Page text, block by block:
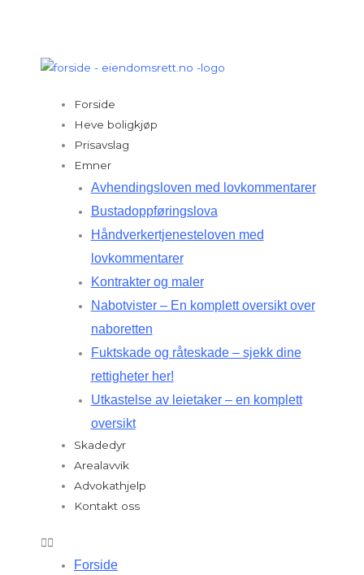
innholdet
Forside
Heve boligkjøp
Prisavslag
Emner
Avhendingsloven med lovkommentarer
Bustadoppføringslova
Håndverkertjenesteloven med
lovkommentarer
Kontrakter og maler
Nabotvister – En komplett oversikt over
naboretten
Fuktskade og råteskade – sjekk dine
rettigheter her!
Utkastelse av leietaker – en komplett
oversikt
Skadedyr
Arealavvik
Advokathjelp
Kontakt oss
Forside